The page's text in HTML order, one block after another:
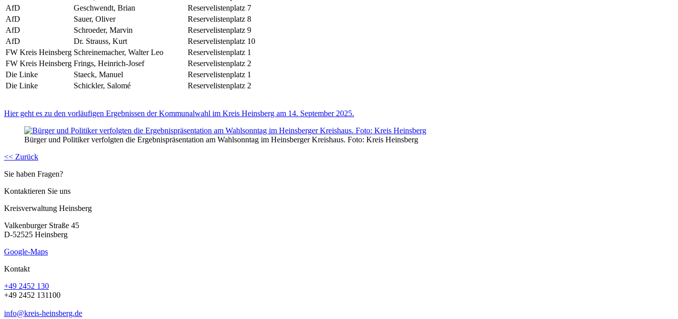
AfD
Geschwendt, Brian
Reservelistenplatz 7
AfD
Sauer, Oliver
Reservelistenplatz 8
AfD
Schroeder, Marvin
Reservelistenplatz 9
AfD
Dr. Strauss, Kurt
Reservelistenplatz 10
FW Kreis Heinsberg Schreinemacher, Walter Leo
Reservelistenplatz 1
FW Kreis Heinsberg Frings, Heinrich-Josef
Reservelistenplatz 2
Die Linke
Staeck, Manuel
Reservelistenplatz 1
Die Linke
Schickler, Salomé Reservelistenplatz 2
Hier geht es zu den vorläufigen Ergebnissen der Kommunalwahl im Kreis Heinsberg am 14. September 2025.
Bürger und Politiker verfolgten die Ergebnispräsentation am Wahlsonntag im Heinsberger Kreishaus. Foto: Kreis Heinsberg
<< Zurück
Sie haben Fragen?
Kontaktieren Sie uns
Kreisverwaltung Heinsberg
Valkenburger Straße 45
D-52525 Heinsberg
Google-Maps
Kontakt
+49 2452 130
+49 2452 131100
info@kreis-heinsberg.de